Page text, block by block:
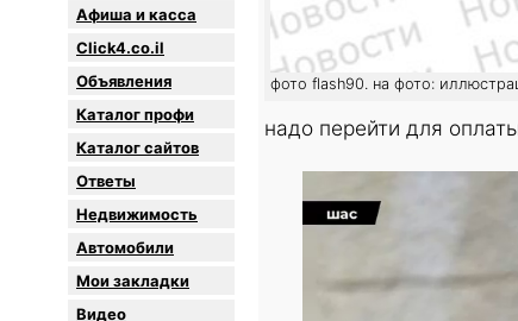
Афиша и касса
Click4.co.il
Объявления
Каталог профи
Каталог сайтов
Oтветы
Недвижимость
Автомобили
Мои закладки
Видео
фото flash90. на фото:
надо перейти для